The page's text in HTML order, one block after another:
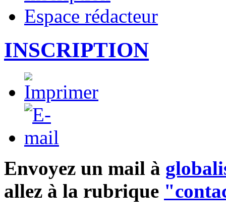
Espace rédacteur
INSCRIPTION
Envoyez un mail à
allez à la rubrique